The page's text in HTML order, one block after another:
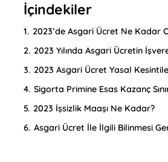
İçindekiler
1. 2023’de Asgari Ücret Ne Kadar
2. 2023 Yılında Asgari Ücretin
3. 2023 Asgari Ücret Yasal
4. Sigorta Primine Esas Kazanç
5. 2023 İşsizlik Maaşı Ne Kadar?
6. Asgari Ücret İle İlgili Bilinmesi